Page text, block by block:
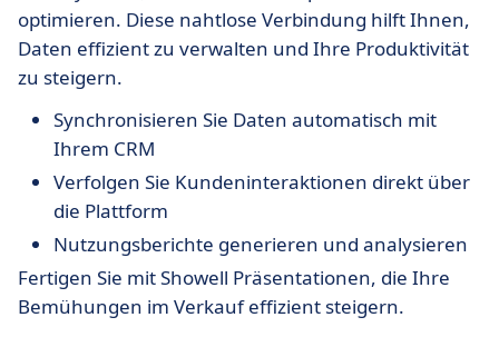
optimieren. Diese nahtlose Verbindung hilft Ihnen,
Daten effizient zu verwalten und Ihre Produktivität
zu steigern.
Synchronisieren Sie Daten automatisch mit
Ihrem CRM
Verfolgen Sie Kundeninteraktionen direkt über
die Plattform
Nutzungsberichte generieren und analysieren
Fertigen Sie mit Showell Präsentationen, die Ihre
Bemühungen im Verkauf effizient steigern.